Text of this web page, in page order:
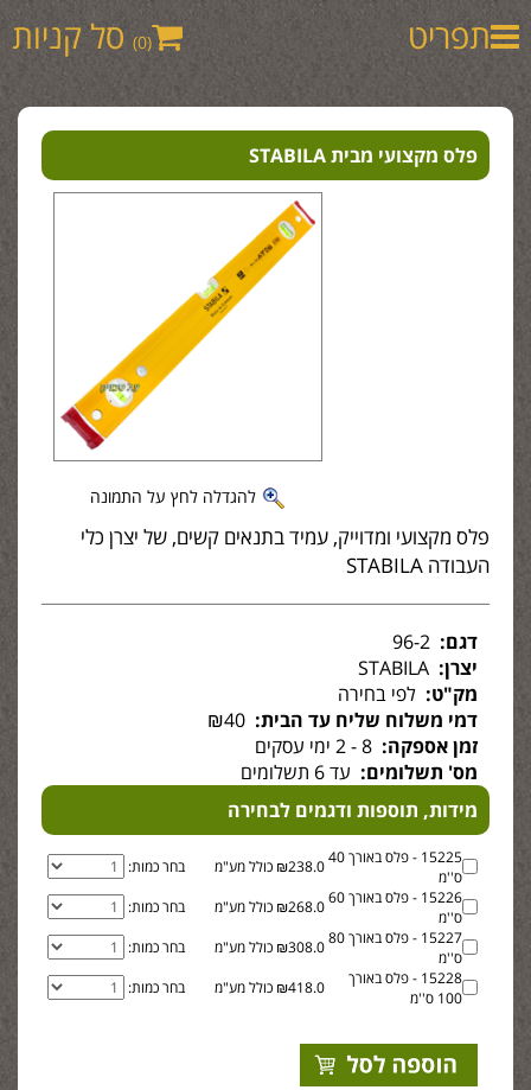
תפריט (0) סל קניות
פלס מקצועי מבית STABILA
להגדלה לחץ על התמונה
פלס מקצועי ומדוייק, עמיד בתנאים קשים, של יצרן כלי
העבודה STABILA
דגם:
יצרן:
מק"ט: לפי בחירה
דמי משלוח שליח עד הבית:
זמן אספקה:
מס' תשלומים: עד 6 תשלומים
מידות, תוספות ודגמים לבחירה
15225 - פלס באורך 40
ס''מ
₪238.0 כולל מע"מ
בחר כמות:
15226 - פלס באורך 60
ס''מ
₪268.0 כולל מע"מ
בחר כמות:
15227 - פלס באורך 80
ס''מ
₪308.0 כולל מע"מ
בחר כמות:
15228 - פלס באורך
100 ס''מ
₪418.0 כולל מע"מ בחר כמות: